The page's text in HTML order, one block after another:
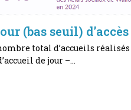
(bas seuil) d’accès
total d’accueils réalisés
de jour –…